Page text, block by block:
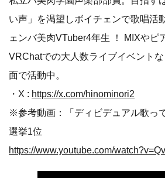
い声」を渇望しボイチェンで歌唱活
ェンバ美肉VTuber4年生 ！ MIXやピ
VRChatでの大人数ライブイベント
面で活動中。
・X : https://x.com/hinominori2
※参考動画：「ディビデュアル歌っ
選挙1位
https://www.youtube.com/